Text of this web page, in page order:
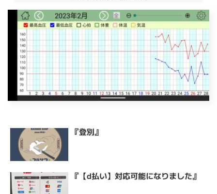
『登別』
『【d払い】対応可能になりました』